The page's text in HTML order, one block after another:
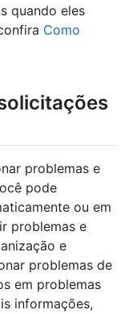
quando eles
Como
problemas e
pode
ou em
problemas e
e
problemas de
em problemas
informações,